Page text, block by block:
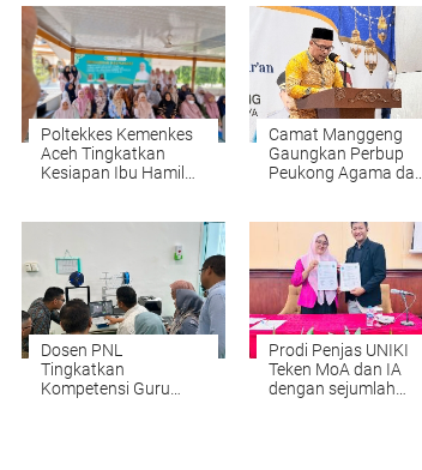
Poltekkes Kemenkes
Aceh Tingkatkan
Kesiapan Ibu Hamil
Kearifan Lokal
Camat Manggeng
Gaungkan Perbup
Peukong Agama dan
Penutupan MTQ
Dosen PNL
Tingkatkan
Kompetensi Guru
Prodi Penjas UNIKI
Teken MoA dan IA
dengan sejumlah